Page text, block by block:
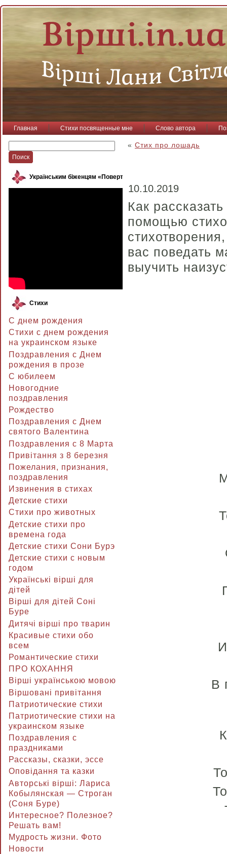
Главная Стихи посвященные мне Слово автора
Українським біженцям «Повертайся, пташко»
Стихи
С днем рождения
Стихи с днем рождения
на украинском языке
Поздравления с Днем
рождения в прозе
C юбилеем
Новогодние
поздравления
Рождество
Поздравления с Днем
святого Валентина
Поздравления с 8 Марта
Привітання з 8 березня
Пожелания, признания,
поздравления
Извинения в стихах
Детские стихи
Стихи про животных
Детские стихи про
времена года
Детские стихи Сони Бурэ
Детские стихи с новым
годом
Українські вірші для
дітей
Вірші для дітей Соні
Буре
Дитячі вірші про тварин
Красивые стихи обо
всем
Романтические стихи
ПРО КОХАННЯ
Вірші українською мовою
Віршовані привітання
Патриотические стихи
Патриотические стихи на
украинском языке
Поздравления с
праздниками
Рассказы, сказки, эссе
Оповідання та казки
Авторські вірші: Лариса
Кобылянская — Строган
(Соня Буре)
Интересное? Полезное?
Решать вам!
Мудрость жизни. Фото
Новости
« Стих про лошадь
10.10.2019
Как
помощью
вас поведать
выучить
В